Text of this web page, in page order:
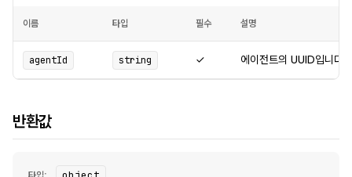
이름 타입 필수 설명
agentId string ✓ 에이전트의 UUID입니다.
반환값